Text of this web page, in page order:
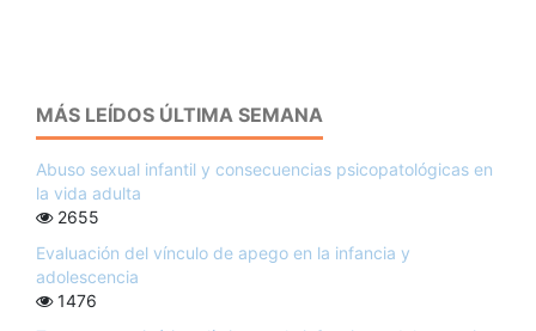
MÁS LEÍDOS ÚLTIMA SEMANA
Abuso sexual infantil y consecuencias psicopatológicas en
la vida adulta
2655
Evaluación del vínculo de apego en la infancia y
adolescencia
1476